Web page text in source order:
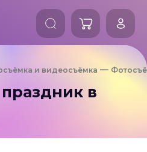
и видеосъёмка
в